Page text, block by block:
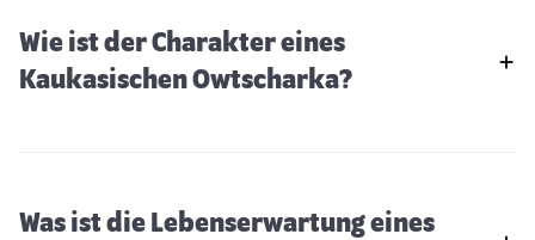
Wie ist der Charakter eines
Kaukasischen Owtscharka?
Was ist die Lebenserwartung eines